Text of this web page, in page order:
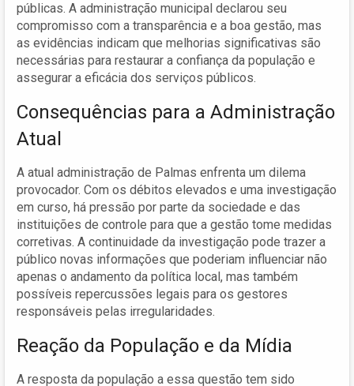
públicas. A administração municipal declarou seu
compromisso com a transparência e a boa gestão, mas
as evidências indicam que melhorias significativas são
necessárias para restaurar a confiança da população e
assegurar a eficácia dos serviços públicos.
Consequências para a Administração
Atual
A atual administração de Palmas enfrenta um dilema
provocador. Com os débitos elevados e uma investigação
em curso, há pressão por parte da sociedade e das
instituições de controle para que a gestão tome medidas
corretivas. A continuidade da investigação pode trazer a
público novas informações que poderiam influenciar não
apenas o andamento da política local, mas também
possíveis repercussões legais para os gestores
responsáveis pelas irregularidades.
Reação da População e da Mídia
A resposta da população a essa questão tem sido